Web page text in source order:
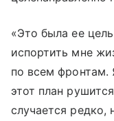
«Это была ее
испортить мне
по всем фронтам.
этот план
случается редко,